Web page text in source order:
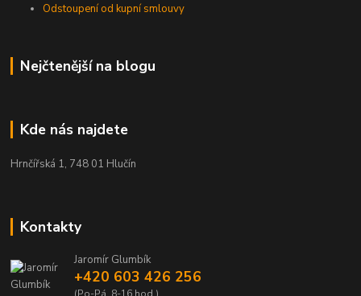
Odstoupení od kupní smlouvy
Nejčtenější na blogu
Kde nás najdete
Hrnčířská 1, 748 01 Hlučín
Kontakty
Jaromír Glumbík
+420 603 426 256
(Po-Pá, 8-16 hod.)